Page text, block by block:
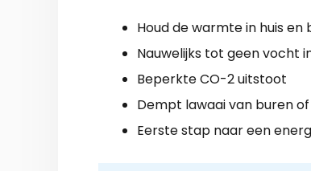
Houd de warmte in huis en
Nauwelijks tot geen vocht
Beperkte CO-2 uitstoot
Dempt lawaai van buren
Eerste stap naar een